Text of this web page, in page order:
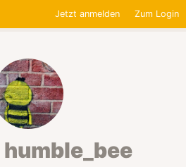
Jetzt anmelden Zum Login
humble_bee